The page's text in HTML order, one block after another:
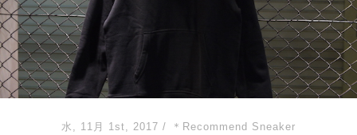
水, 11月 1st, 2017 / ＊Recommend Sneaker